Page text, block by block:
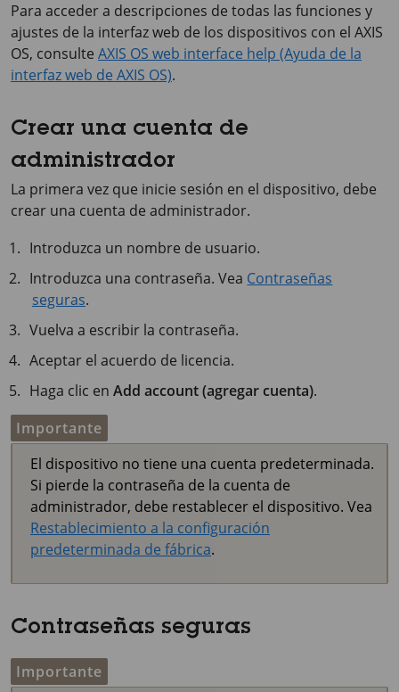
Para acceder a descripciones de todas las funciones y
ajustes de la interfaz web de los dispositivos con el AXIS
OS, consulte AXIS OS web interface help (Ayuda de la
interfaz web de AXIS OS).
Crear una cuenta de
administrador
La primera vez que inicie sesión en el dispositivo, debe
crear una cuenta de administrador.
Introduzca un nombre de usuario.
Introduzca una contraseña. Vea Contraseñas
seguras.
Vuelva a escribir la contraseña.
Aceptar el acuerdo de licencia.
Haga clic enAdd account (agregar cuenta).
Importante
El dispositivo no tiene una cuenta predeterminada.
Si pierde la contraseña de la cuenta de
administrador, debe restablecer el dispositivo. Vea
Restablecimiento a la configuración
predeterminada de fábrica.
Contraseñas seguras
Importante